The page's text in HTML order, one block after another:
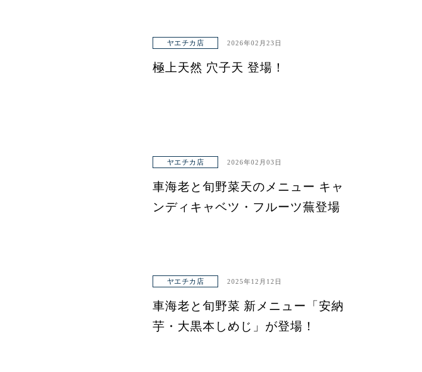
ヤエチカ店 2026年02月23日
極上天然 穴子天 登場！
ヤエチカ店 2026年02月03日
車海老と旬野菜天のメニュー キャ
ンディキャベツ・フルーツ蕪登場
ヤエチカ店 2025年12月12日
車海老と旬野菜 新メニュー「安納
芋・大黒本しめじ」が登場！